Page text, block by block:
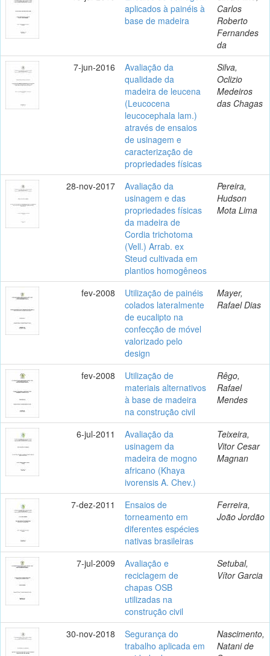
aplicados à painéis à
base de madeira
Carlos
Roberto
Fernandes
da
7-jun-2016
Avaliação da
qualidade da
madeira de leucena
(Leucocena
leucocephala lam.)
através de ensaios
de usinagem e
caracterização de
propriedades físicas
Silva,
Oclizio
Medeiros
das Chagas
28-nov-2017
Avaliação da
usinagem e das
propriedades físicas
da madeira de
Cordia trichotoma
(Vell.) Arrab. ex
Steud cultivada em
plantios homogêneos
Pereira,
Hudson
Mota Lima
fev-2008
Utilização de painéis
colados lateralmente
de eucalipto na
confecção de móvel
valorizado pelo
design
Mayer,
Rafael Dias
fev-2008
Utilização de
materiais alternativos
à base de madeira
na construção civil
Rêgo,
Rafael
Mendes
6-jul-2011
Avaliação da
usinagem da
madeira de mogno
africano (Khaya
ivorensis A. Chev.)
Teixeira,
Vitor Cesar
Magnan
7-dez-2011
Ensaios de
torneamento em
diferentes espécies
nativas brasileiras
Ferreira,
João Jordão
7-jul-2009
Avaliação e
reciclagem de
chapas OSB
utilizadas na
construção civil
Setubal,
Vítor Garcia
30-nov-2018
Segurança do
trabalho aplicada em
Nascimento,
Natani de